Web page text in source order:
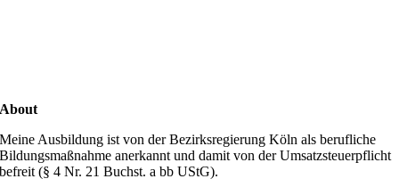
About
Meine Ausbildung ist von der Bezirksregierung Köln als berufliche
Bildungsmaßnahme anerkannt und damit von der Umsatzsteuerpflicht
befreit (§ 4 Nr. 21 Buchst. a bb UStG).